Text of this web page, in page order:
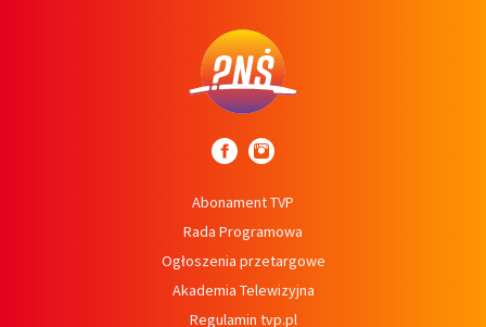
Abonament TVP
Rada Programowa
Ogłoszenia przetargowe
Akademia Telewizyjna
Regulamin tvp.pl